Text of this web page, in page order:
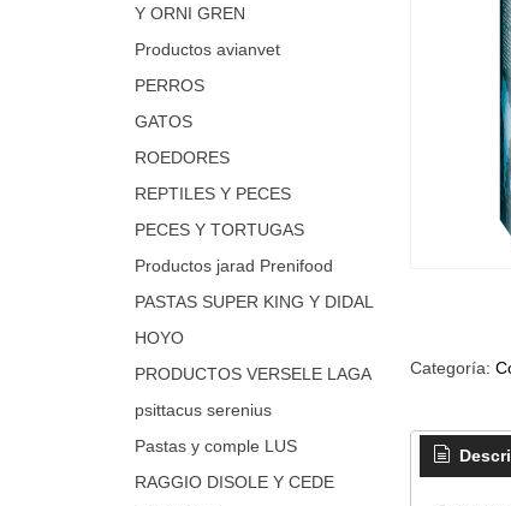
Y ORNI GREN
Productos avianvet
PERROS
GATOS
ROEDORES
REPTILES Y PECES
PECES Y TORTUGAS
Productos jarad Prenifood
PASTAS SUPER KING Y DIDAL
HOYO
PRODUCTOS VERSELE LAGA
psittacus serenius
Pastas y comple LUS
RAGGIO DISOLE Y CEDE
Categoría: